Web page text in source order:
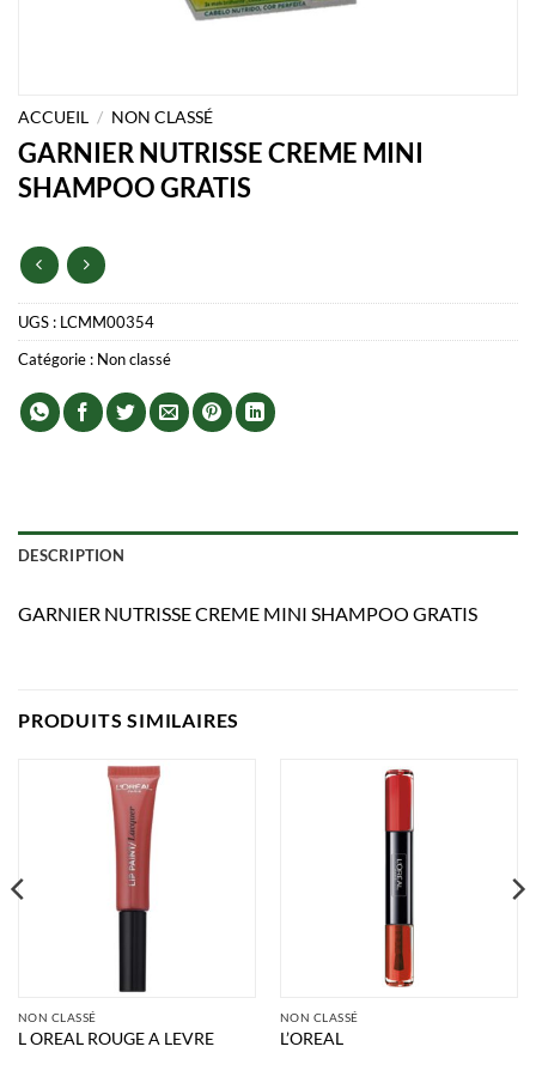
ACCUEIL / NON CLASSÉ
GARNIER NUTRISSE CREME MINI
SHAMPOO GRATIS
UGS : LCMM00354
Catégorie : Non classé
DESCRIPTION
GARNIER NUTRISSE CREME MINI SHAMPOO GRATIS
PRODUITS SIMILAIRES
NON CLASSÉ
L OREAL ROUGE A LEVRE
NON CLASSÉ
L’OREAL